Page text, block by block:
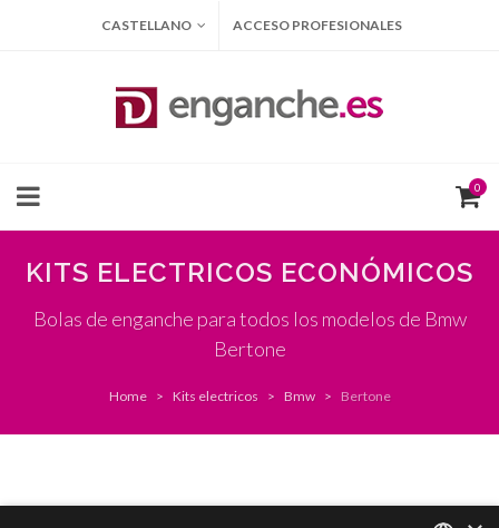
CASTELLANO ACCESO PROFESIONALES
0
KITS ELECTRICOS ECONÓMICOS
Bolas de enganche para todos los modelos de Bmw
Bertone
Home Kits electricos Bmw Bertone